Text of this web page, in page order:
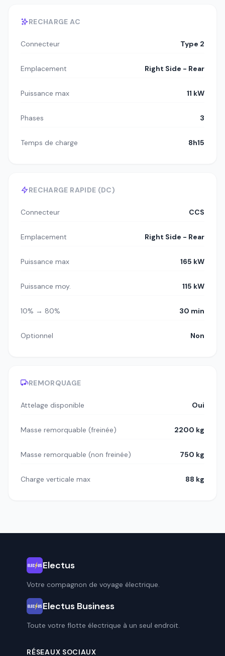
RECHARGE AC
Connecteur Type 2
Emplacement Right Side - Rear
Puissance max 11 kW
Phases 3
Temps de charge 8h15
RECHARGE RAPIDE (DC)
Connecteur CCS
Emplacement Right Side - Rear
Puissance max 165 kW
Puissance moy. 115 kW
10% → 80% 30 min
Optionnel Non
REMORQUAGE
Attelage disponible Oui
Masse remorquable (freinée) 2200 kg
Masse remorquable (non freinée) 750 kg
Charge verticale max 88 kg
Electus
Votre compagnon de voyage électrique.
Electus Business
Toute votre flotte électrique à un seul endroit.
RÉSEAUX SOCIAUX